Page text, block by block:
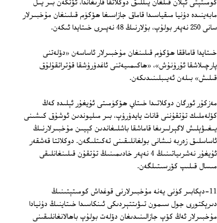
كومىتېتى ئېلان قىلغان يىللىق دوكلاتقا قارىغاندا، ئۆتكەن بىر يىل
مابەينىدە دۇنيا مىقياسىدا قاماق جازاسىغا ھۆكۈم قىلىنغان مۇخبىرلار
سانى 250 نەپەر بولۇپ، بۇلارنىڭ 48 نەپىرى خىتايدا ئىكەن.
خىتايدا قاماققا ھۆكۈم قىلىنغان مۇخبىرلار ئاساسەن «دۆلەتنى
پارچىلاشقا ئۇرۇنۇش»، «ھاكىمىيەتنى ئاغدۇرۇشقا قۇتراتقۇلۇق
قىلىش» بىلەن ئەيىبلىنىدىكەن.
مەزكۇر ئورگان دوكلاتىدا خىتاي ھۆكۈمىتى ئۇيغۇر ئېلىدە كەڭ
كۆلەملىك تۇتقۇننى قانات يايدۇرۇپ، بىر مىليوندىن ئوشۇق كىشىنى
يىغىۋېلىش لاگېرلىرىغا قاماشقا باشلىغاندىن كېيىن مۇخبىرلارنىڭ
ئاساسلىق زەربە نىشانى بولغانلىقىنى تەكىتلىگەن. دوكلاتتا قەشقەر
ئۇيغۇر نەشرىياتىنىڭ 4 نەپەر خادىمىنىڭ تۇتقۇن قىلىنغانلىقى
مىسال قىلىپ كۆرسىتىلگەن.
11-دېكابىر كۈنى يەنە مۇخبىرلارنى قوغداش كومىتېتىنىڭ
دىرېكتورى جول سىمون تىۋىتتېردىكى ئىنكاسىدا خىتاينىڭ دۇنيادا
مۇخبىرلار ئەڭ كۆپ جازالىنىدىغان دۆلەت بولۇپ باھالانغانلىقىنى